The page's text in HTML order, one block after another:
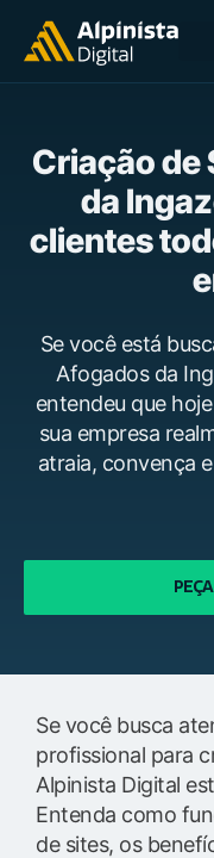
Criação de
da
clientes
Se você está
Afogados da
entendeu que
sua empresa
atraia, convença
Se você busca
profissional para
Alpinista Digital
Entenda como
de sites, os